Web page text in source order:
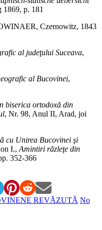
1869, p. 181
Czernowitz, 1843
al judeţului Suceava,
al Bucovinei,
biserica ortodoxă din
, Nr. 98, Anul II, Arad, joi
cu Unirea Bucovinei şi
I., Amintiri răzleţe din
352-366
REVĂZUTĂ No